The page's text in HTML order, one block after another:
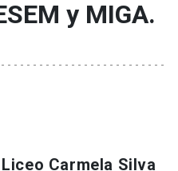
y MIGA.
Carmela Silva